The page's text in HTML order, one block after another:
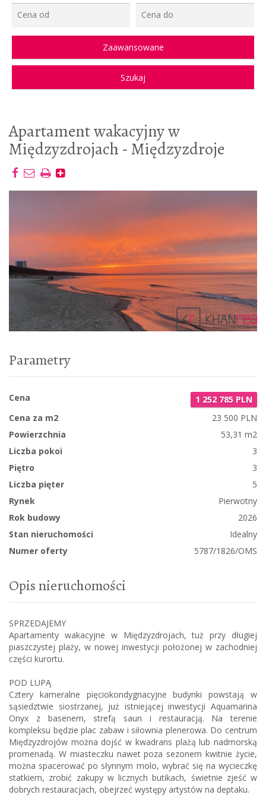
Apartament wakacyjny w
Międzyzdrojach - Międzyzdroje
Parametry
Cena
1 252 785 PLN
Cena za m2
23 500 PLN
Powierzchnia
53,31 m2
Liczba pokoi
3
Piętro
3
Liczba pięter
5
Rynek
Pierwotny
Rok budowy
2026
Stan nieruchomości
Idealny
Numer oferty
5787/1826/OMS
Opis nieruchomości
SPRZEDAJEMY
Apartamenty wakacyjne w Międzyzdrojach, tuż przy długiej
piaszczystej plaży, w nowej inwestycji położonej w zachodniej
części kurortu.
POD LUPĄ
Cztery kameralne pięciokondygnacyjne budynki powstają w
sąsiedztwie siostrzanej, już istniejącej inwestycji Aquamarina
Onyx z basenem, strefą saun i restauracją. Na terenie
kompleksu będzie plac zabaw i siłownia plenerowa. Do centrum
Międzyzdrojów można dojść w kwadrans plażą lub nadmorską
promenadą. W miasteczku nawet poza sezonem kwitnie życie,
można spacerować po słynnym molo, wybrać się na wycieczkę
statkiem, zrobić zakupy w licznych butikach, świetnie zjeść w
dobrych restauracjach, obejrzeć występy artystów na deptaku.